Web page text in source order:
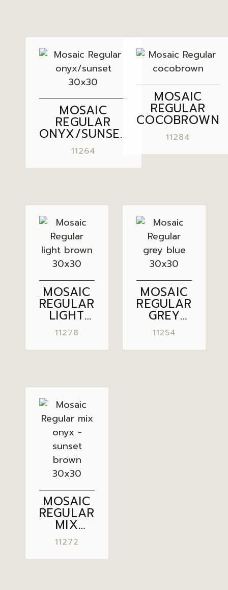
MOSAIC
REGULAR
ONYX/SUNSET
30×30
11264
MOSAIC
REGULAR
COCOBROWN
11284
MOSAIC
REGULAR
LIGHT
BROWN
30×30
11278
MOSAIC
REGULAR
GREY
BLUE
30×30
11254
MOSAIC
REGULAR
MIX
ONYX –
SUNSET
BROWN
11272